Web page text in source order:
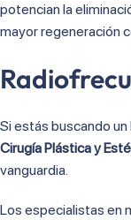
potencian la
mayor regeneración
Si estás buscando
Cirugía Plástica y
vanguardia.
Los especialistas en